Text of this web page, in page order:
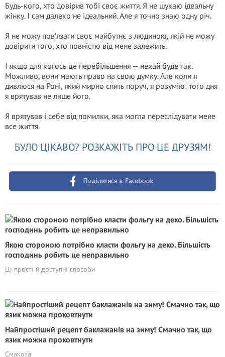
Будь-кого, хто довірив тобі своє життя. Я не шукаю ідеальну
жінку. І сам далеко не ідеальний. Але я точно знаю одну річ.
Я не можу пов’язати своє майбутнє з людиною, якій не можу
довірити того, хто повністю від мене залежить.
І якщо для когось це перебільшення — нехай буде так.
Можливо, вони мають право на свою думку. Але коли я
дивлюся на Роні, який мирно спить поруч, я розумію: того дня
я врятував не лише його.
Я врятував і себе від помилки, яка могла переслідувати мене
все життя.
БУЛО ЦІКАВО? РОЗКАЖІТЬ ПРО ЦЕ ДРУЗЯМ!
Поділитися в Facebook
Якою стороною потрібно класти фольгу на деко. Більшість
господинь робить це неправильно
Ці прості й доступні способи
Найпростіший рецепт баклажанів на зиму! Смачно так, що
язик можна проковтнути
Смакота